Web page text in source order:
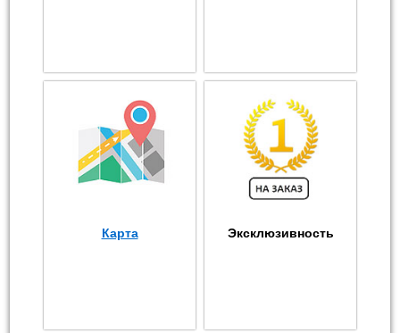
Карта Эксклюзивность